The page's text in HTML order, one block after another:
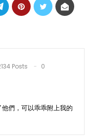
Posts
0
們，可以乖乖附上我的